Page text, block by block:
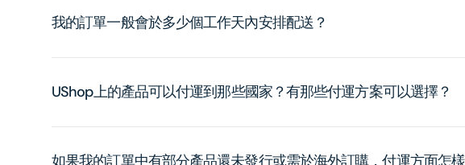
我的訂單一般會於多少個工作天內安排配送？
UShop上的產品可以付運到那些國家？有那些付運方案可以選擇？